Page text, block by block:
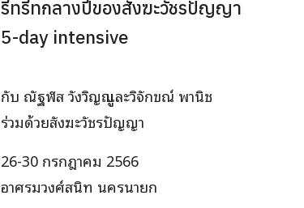
รีทรีทกลางปีของสังฆะวัชรปัญญา
5-day intensive
กับ ณัฐฬส วังวิญญู และวิจักขณ์ พานิช
ร่วมด้วยสังฆะวัชรปัญญา
26-30 กรกฎาคม 2566
อาศรมวงศ์สนิท นครนายก